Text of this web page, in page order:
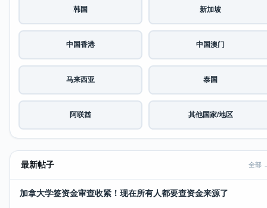
韩国 新加坡
中国香港 中国澳门
马来西亚 泰国
阿联酋 其他国家/地区
最新帖子 全部
加拿大学签资金审查收紧！现在所有人都要查资金来源了